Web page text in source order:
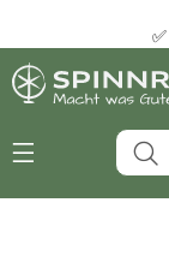
✅
Navigation